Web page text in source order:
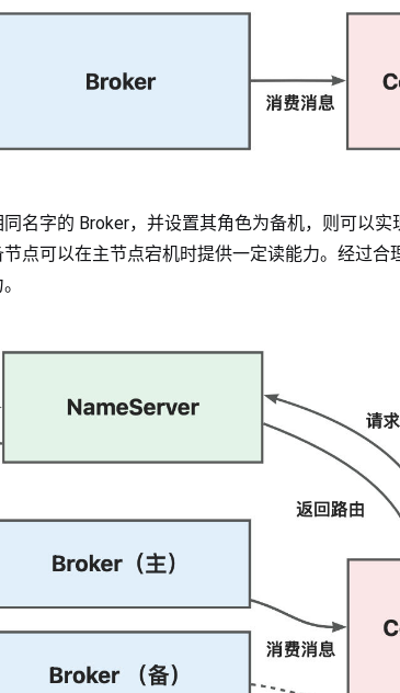
名字的 Broker，并设置其角色为备机，则可以实
点可以在主节点宕机时提供一定读能力。经过合